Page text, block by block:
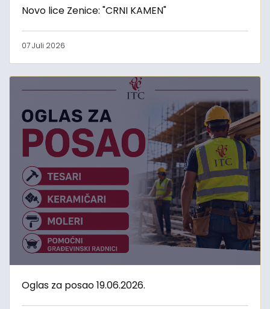
Novo lice Zenice: "CRNI KAMEN"
07 Juli 2026
Oglas za posao 19.06.2026.